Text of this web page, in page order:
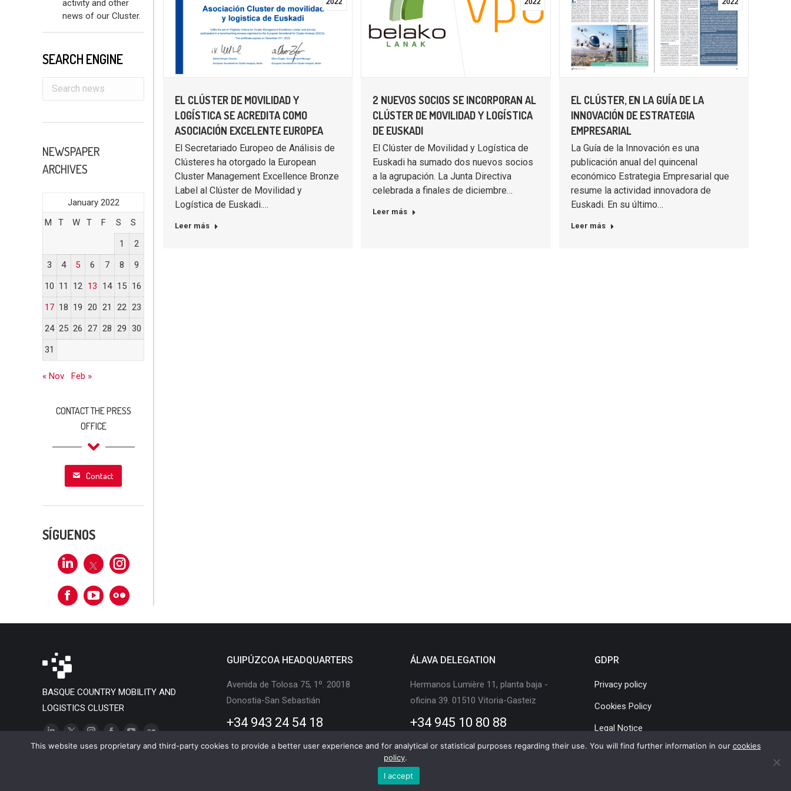
activity and other
news of our Cluster.
SEARCH ENGINE
NEWSPAPER
ARCHIVES
January 2022
M
T W T F S
S
1
2
3
4 5 6 7 8
9
10 11 12 13 14 15 16
17 18 19 20 21 22 23
24 25 26 27 28 29 30
31
« Nov Feb »
CONTACT THE PRESS
OFFICE
Contact
SÍGUENOS
Linkedin
X Instagram
FacebookFlickr
2022
EL CLÚSTER DE MOVILIDAD Y
LOGÍSTICA SE ACREDITA COMO
ASOCIACIÓN EXCELENTE EUROPEA
El Secretariado Europeo de Análisis de
Clústeres ha otorgado la European
Cluster Management Excellence Bronze
Label al Clúster de Movilidad y
Logística de Euskadi.…
Leer más
2022
2 NUEVOS SOCIOS SE INCORPORAN AL
CLÚSTER DE MOVILIDAD Y LOGÍSTICA
DE EUSKADI
El Clúster de Movilidad y Logística de
Euskadi ha sumado dos nuevos socios
a la agrupación. La Junta Directiva
celebrada a finales de diciembre…
Leer más
2022
EL CLÚSTER, EN LA GUÍA DE LA
INNOVACIÓN DE ESTRATEGIA
EMPRESARIAL
La Guía de la Innovación es una
publicación anual del quincenal
económico Estrategia Empresarial que
resume la actividad innovadora de
Euskadi. En su último…
Leer más
BASQUE COUNTRY MOBILITY AND
LOGISTICS CLUSTER
page
page
page
GUIPÚZCOA HEADQUARTERS
Avenida de Tolosa 75, 1º. 20018
Donostia-San Sebastián
+34 943 24 54 18
ÁLAVA DELEGATION
Hermanos Lumière 11, planta baja -
oficina 39. 01510 Vitoria-Gasteiz
+34 945 10 80 88
GDPR
Privacy policy
Cookies Policy
Legal Notice
Basque Country Mobility and Logistics Cluster © Copyright |Legal Notice
This website uses proprietary and third-party cookies to provide a better user experience and for analytical or statistical purposes regarding their use. You will find further information in our cookies
policy.
I accept